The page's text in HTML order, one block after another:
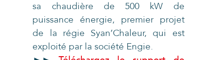
sa chaudière de 500 kW de
puissance énergie, premier projet
de la régie Syan’Chaleur, qui est
exploité par la société Engie.